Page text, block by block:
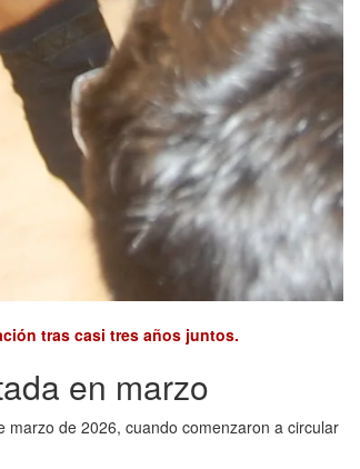
tras casi tres años juntos.
en marzo
de 2026, cuando comenzaron a circular